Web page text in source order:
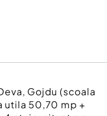
Gojdu (scoala
utila 50,70 mp +